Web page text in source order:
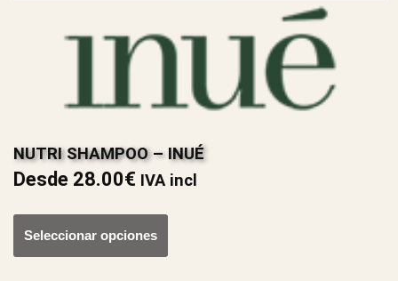
NUTRI SHAMPOO – INUÉ
Desde 28.00€ IVA incl
Seleccionar opciones